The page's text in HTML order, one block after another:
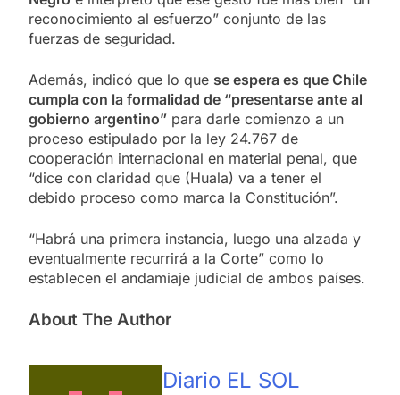
reconocimiento al esfuerzo” conjunto de las
fuerzas de seguridad.
Además, indicó que lo que se espera es que Chile
cumpla con la formalidad de “presentarse ante al
gobierno argentino” para darle comienzo a un
proceso estipulado por la ley 24.767 de
cooperación internacional en material penal, que
“dice con claridad que (Huala) va a tener el
debido proceso como marca la Constitución”.
“Habrá una primera instancia, luego una alzada y
eventualmente recurrirá a la Corte” como lo
establecen el andamiaje judicial de ambos países.
About The Author
Diario EL SOL